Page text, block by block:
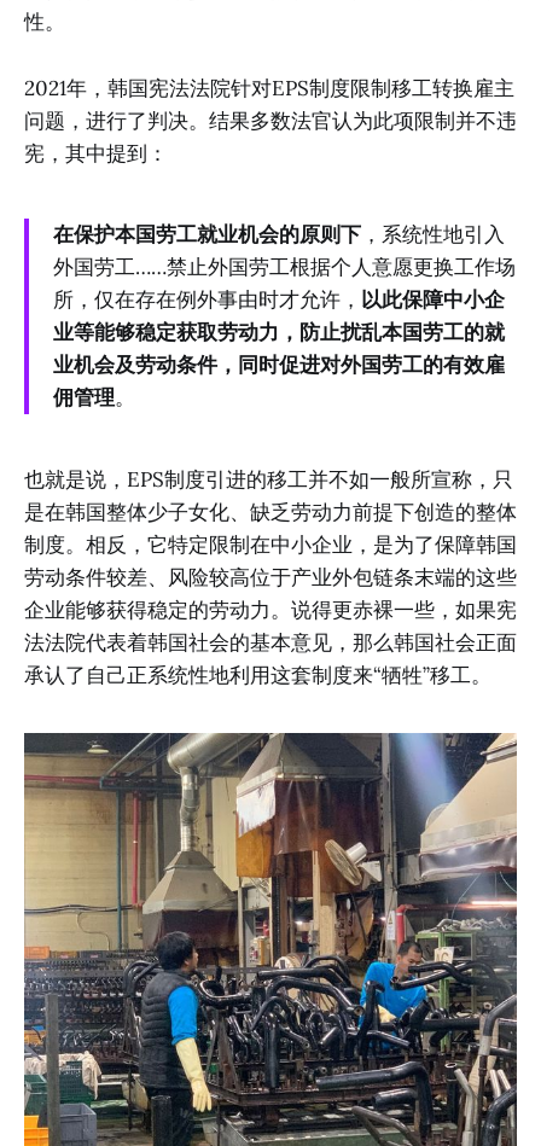
性。
2021年，韩国宪法法院针对EPS制度限制移工转换雇主
问题，进行了判决。结果多数法官认为此项限制并不违
宪，其中提到：
在保护本国劳工就业机会的原则下 ，系统性地引入
外国劳工……禁止外国劳工根据个人意愿更换工作场
所，仅在存在例外事由时才允许， 以此保障中小企
业等能够稳定获取劳动力，防止扰乱本国劳工的就
业机会及劳动条件，同时促进对外国劳工的有效雇
佣管理。
也就是说，EPS制度引进的移工并不如一般所宣称，只
是在韩国整体少子女化、缺乏劳动力前提下创造的整体
制度。相反，它特定限制在中小企业，是为了保障韩国
劳动条件较差、风险较高位于产业外包链条末端的这些
企业能够获得稳定的劳动力。说得更赤裸一些，如果宪
法法院代表着韩国社会的基本意见，那么韩国社会正面
承认了自己正系统性地利用这套制度来“牺牲”移工。